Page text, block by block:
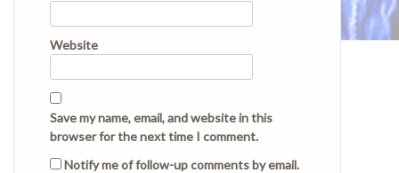
Website
Save my name, email, and website in this
browser for the next time I comment.
Notify me of follow-up comments by email.